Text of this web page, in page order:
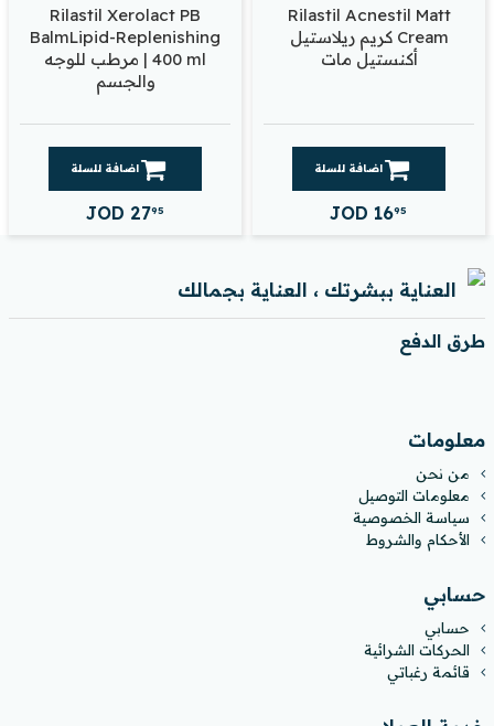
Rilastil Acnestil Matt
Cream كريم ريلاستيل
أكنستيل مات
اضافة للسلة
JOD 1695
Rilastil Xerolact PB
BalmLipid-Replenishing
400 ml | مرطب للوجه
والجسم
اضافة للسلة
JOD 2795
العناية ببشرتك ، العناية بجمالك
طرق الدفع
معلومات
من نحن
معلومات التوصيل
سياسة الخصوصية
الأحكام والشروط
حسابي
حسابي
الحركات الشرائية
قائمة رغباتي